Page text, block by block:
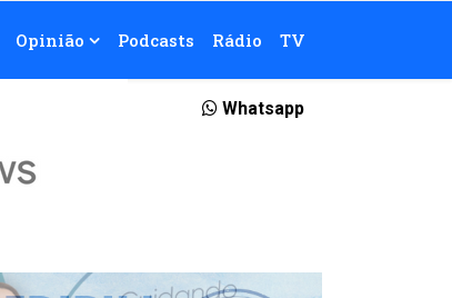
Opinião Podcasts Rádio TV
Whatsapp